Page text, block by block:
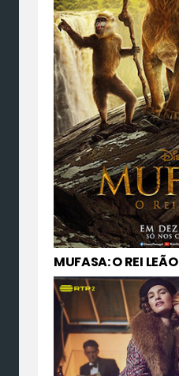
MUFASA: O REI LEÃO